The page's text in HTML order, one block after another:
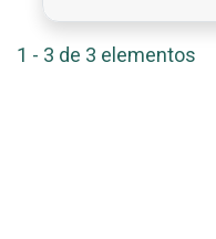
1 - 3 de 3 elementos